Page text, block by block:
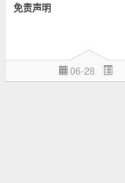
免责声明
06-28